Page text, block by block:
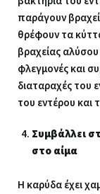
παράγουν
θρέφουν τα
βραχείας
φλεγμονές και
διαταραχές του
του εντέρου και
Συμβάλλει
στο αίμα
Η καρύδα έχει